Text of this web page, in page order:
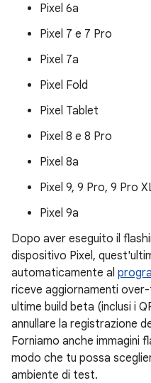
Pixel 6a
Pixel 7 e 7 Pro
Pixel 7a
Pixel Fold
Pixel Tablet
Pixel 8 e 8 Pro
Pixel 8a
Pixel 9, 9 Pro, 9 Pro
Pixel 9a
Dopo aver eseguito il
dispositivo Pixel,
automaticamente al
riceve aggiornamenti
ultime build beta (inclusi i
annullare la registrazione
Forniamo anche immagini
modo che tu possa
ambiente di test.